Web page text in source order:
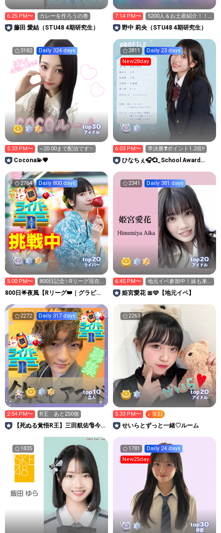
6:25 PM〜 カレーを作ろうの巻
藤田 愛結（STU48 4期研究生）
7:14 PM〜
5200人＆お土産紹介！！‎
🤍➞🩷
野中 莉央（STU48 4期研究生）
3182 Daily 324 days
top30
アイドル
5:33 PM〜 ~20:00まで配信です✨
Cocona💫💗
2811
Daily 23 days
New28day
6:03 PM〜 準決勝❣️ポイント1.2倍‼️
ひなちぇ🎧💞_School Award
2764 Daily 800 days
top20
ライバー
5:00 PM〜
800日記念✨Rリーグ現在4
位🔥全力集め中🔥
800日🌟夜風【Rリーグ👑｜グラビア
2341 Daily 381 days
top20
アイドル
6:45 PM〜
地元イベ参加中！妹も来
てます👧🏻
姫宮愛花 🎀🩷【地元イベ】
2272 Daily 317 days
top10
芸人
2:54 PM〜 R王 あと250個
【死ぬる覚悟R王】三田航佑🎅今
2263
top20
アイドル
5:33 PM〜 ♪ 笑顔
せいらとずっと一緒♡ルーム
1835 1781
Daily 24 days
New25day
top30
俳優